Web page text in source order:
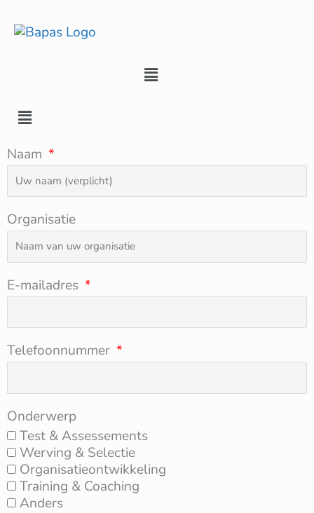
naar
Menu
Menu
Naam
Organisatie
E-mailadres
Telefoonnummer
Onderwerp
Test & Assessements
Werving & Selectie
Organisatieontwikkeling
Training & Coaching
Anders